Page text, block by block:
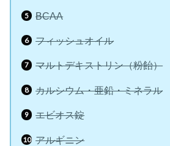
BCAA
フィッシュオイル
マルトデキストリン（粉飴）
カルシウム・亜鉛・ミネラル
エビオス錠
アルギニン